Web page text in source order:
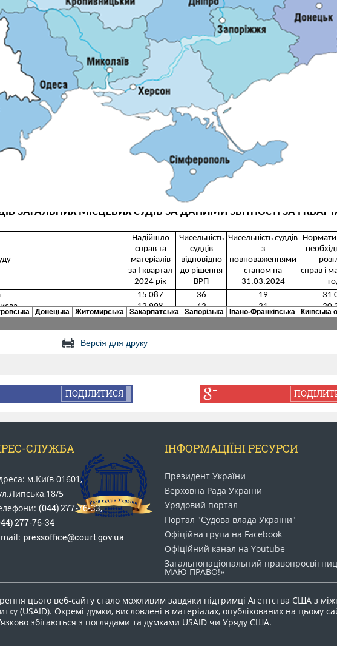
Версія для друку
ПОДІЛИТИСЯ
СЛУЖБА
м.Київ 01601,
5
(044) 277-76-33,
277-76-34
pressoffice@court.gov.ua
ІНФОРМАЦІЇНІ РЕСУРСИ
Президент України
Верховна Рада України
Урядовий портал
Портал "Судова влада України"
Офіційна група на Facebook
Офіційний канал на Youtube
Загальнонаціональний
МАЮ ПРАВО​!»
цього веб-сайту стало можливим завдяки підтримці Агентства США з
(USAID). Окремі думки, висловлені в матеріалах, опублікованих на цьому
збігаються з поглядами та думками USAID чи Уряду США.